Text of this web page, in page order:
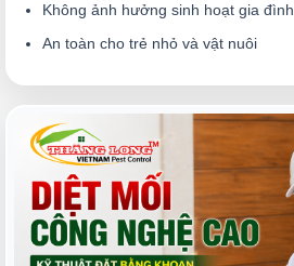
Không ảnh hưởng sinh hoạt gia đình
An toàn cho trẻ nhỏ và vật nuôi